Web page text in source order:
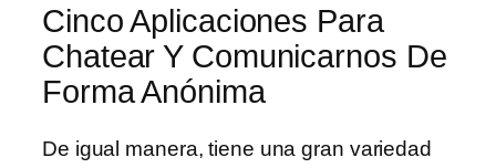
Cinco Aplicaciones Para
Chatear Y Comunicarnos De
Forma Anónima
De igual manera, tiene una gran variedad